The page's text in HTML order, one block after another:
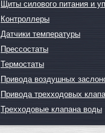
Щиты силового питания и
Контроллеры
Датчики температуры
Прессостаты
Термостаты
Привода воздушных
Привода трехходовых
Трехходовые клапана воды